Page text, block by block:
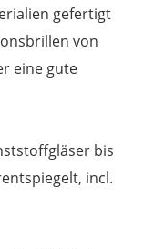
gefertigt
von
eine gute
bis
incl.